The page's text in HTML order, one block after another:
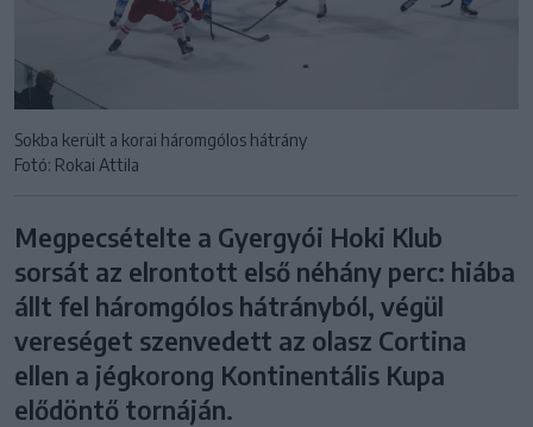
Sokba került a korai háromgólos hátrány
Fotó: Rokai Attila
Megpecsételte a Gyergyói Hoki Klub
sorsát az elrontott első néhány perc: hiába
állt fel háromgólos hátrányból, végül
vereséget szenvedett az olasz Cortina
ellen a jégkorong Kontinentális Kupa
elődöntő tornáján.